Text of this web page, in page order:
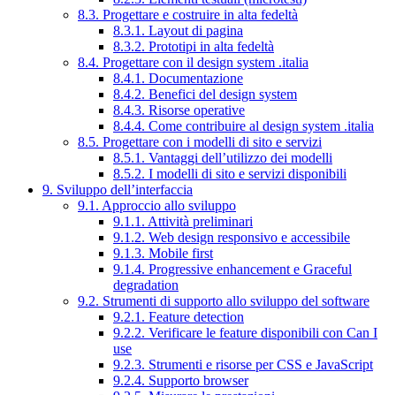
8.3. Progettare e costruire in alta fedeltà
8.3.1. Layout di pagina
8.3.2. Prototipi in alta fedeltà
8.4. Progettare con il design system .italia
8.4.1. Documentazione
8.4.2. Benefici del design system
8.4.3. Risorse operative
8.4.4. Come contribuire al design system .italia
8.5. Progettare con i modelli di sito e servizi
8.5.1. Vantaggi dell’utilizzo dei modelli
8.5.2. I modelli di sito e servizi disponibili
9. Sviluppo dell’interfaccia
9.1. Approccio allo sviluppo
9.1.1. Attività preliminari
9.1.2. Web design responsivo e accessibile
9.1.3. Mobile first
9.1.4. Progressive enhancement e Graceful
degradation
9.2. Strumenti di supporto allo sviluppo del software
9.2.1. Feature detection
9.2.2. Verificare le feature disponibili con Can I
use
9.2.3. Strumenti e risorse per CSS e JavaScript
9.2.4. Supporto browser